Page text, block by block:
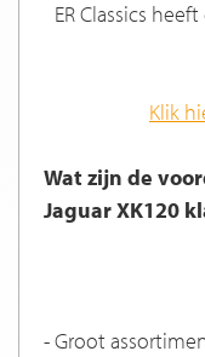
ER Classics
Klik
Wat zijn de
Jaguar XK120
- Groot